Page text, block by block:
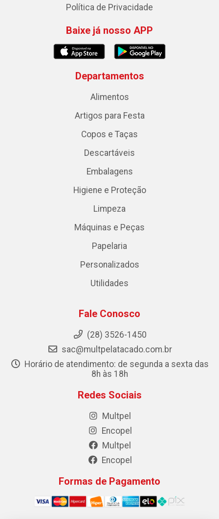
Política de Privacidade
Baixe já nosso APP
Departamentos
Alimentos
Artigos para Festa
Copos e Taças
Descartáveis
Embalagens
Higiene e Proteção
Limpeza
Máquinas e Peças
Papelaria
Personalizados
Utilidades
Fale Conosco
(28) 3526-1450
sac@multpelatacado.com.br
Horário de atendimento: de segunda a sexta das
8h às 18h
Redes Sociais
Multpel
Encopel
Multpel
Encopel
Formas de Pagamento